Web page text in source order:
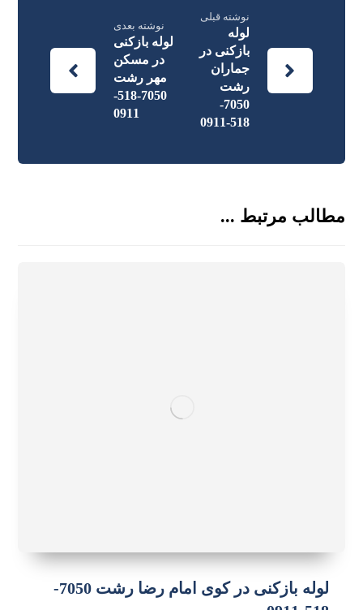
نوشته قبلی
لوله
بازکنی در
جماران
رشت
7050-
518-0911
نوشته بعدی
لوله بازکنی
در مسکن
مهر رشت
7050-518-
0911
مطالب مرتبط ...
لوله بازکنی در کوی امام رضا رشت 7050-